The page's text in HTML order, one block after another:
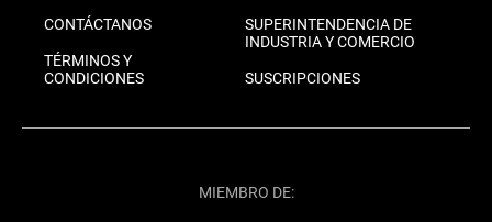
CONTÁCTANOS
TÉRMINOS Y
CONDICIONES
SUPERINTENDENCIA DE
INDUSTRIA Y COMERCIO
SUSCRIPCIONES
MIEMBRO DE: